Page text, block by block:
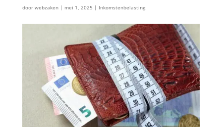
door webzaken| mei 1, 2025 | Inkomstenbelasting